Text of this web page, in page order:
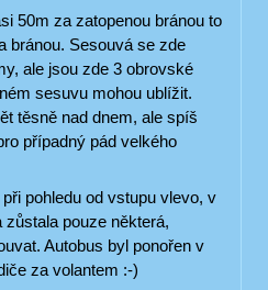
50m za zatopenou bránou to
bránou. Sesouvá se zde
ale jsou zde 3 obrovské
sesuvu mohou ublížit.
těsně nad dnem, ale spíš
případný pád velkého
při pohledu od vstupu vlevo, v
zůstala pouze některá,
Autobus byl ponořen v
za volantem :-)